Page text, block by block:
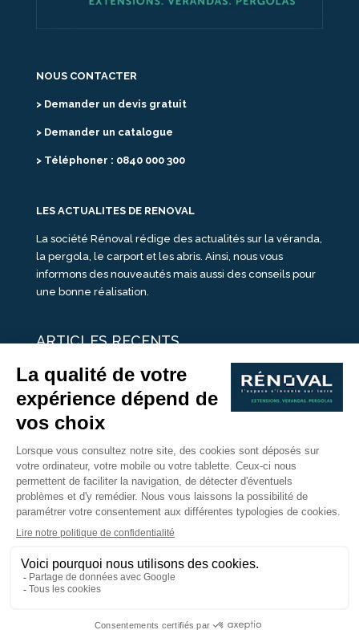
NOUS CONTACTER
> Demander un devis gratuit
> Demander un catalogue
> Téléphoner : 0840 000 300
LES ACTUALITES DE RENOVAL
La société Rénoval rédige des actualités sur la véranda,
la pergola, le carport et les abris. Ainsi, nous vous
informons des nouveautés mais aussi des conseils pour
une bonne réalisation.
ARTICLES RECENTS
25 idées de vérandas design
Un été pour une véranda
Portes Ouvertes Véranda Extension Suisse | 26-27 Juin
Une ombre avec une pergola aluminium
portes ouvertes véranda sur mesure
Nous Suivre